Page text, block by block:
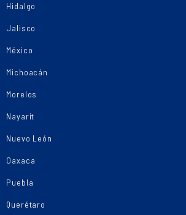
Hidalgo
Jalisco
México
Michoacán
Morelos
Nayarit
Nuevo León
Oaxaca
Puebla
Querétaro